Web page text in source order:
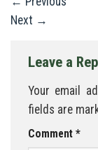
Next →
Leave a
Your email
fields are
Comment *